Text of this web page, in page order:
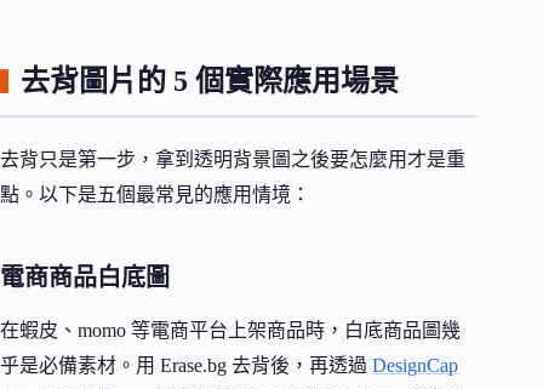
去背圖片的 5 個實際應用場景
去背只是第一步，拿到透明背景圖之後要怎麼用才是重
點。以下是五個最常見的應用情境：
電商商品白底圖
在蝦皮、momo 等電商平台上架商品時，白底商品圖幾
乎是必備素材。用 Erase.bg 去背後，再透過 DesignCap